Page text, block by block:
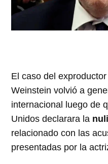
El caso del
Weinstein volvió a
internacional luego de
Unidos declarara la
relacionado con las
presentadas por la